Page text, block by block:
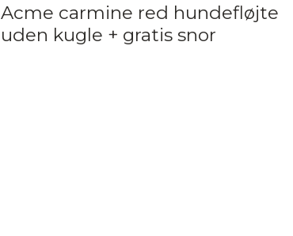
Acme carmine red hundefløjte
uden kugle + gratis snor